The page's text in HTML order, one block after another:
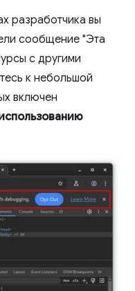
разработчика вы
сообщение "Эта
с другими
к небольшой
включен